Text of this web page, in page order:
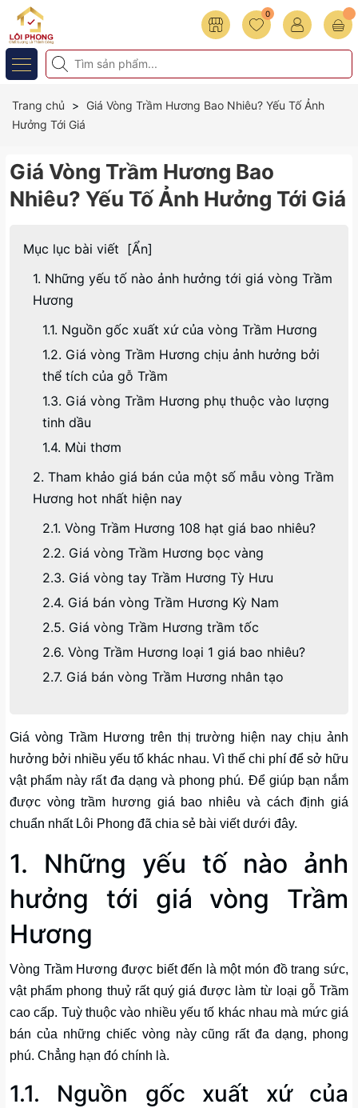
0
Trang chủ
Giá Vòng Trầm Hương Bao Nhiêu? Yếu Tố Ảnh
Hưởng Tới Giá
Giá Vòng Trầm Hương Bao
Nhiêu? Yếu Tố Ảnh Hưởng Tới Giá
Mục lục bài viết [Ẩn]
1. Những yếu tố nào ảnh hưởng tới giá vòng Trầm
Hương
1.1. Nguồn gốc xuất xứ của vòng Trầm Hương
1.2. Giá vòng Trầm Hương chịu ảnh hưởng bởi
thể tích của gỗ Trầm
1.3. Giá vòng Trầm Hương phụ thuộc vào lượng
tinh dầu
1.4. Mùi thơm
2. Tham khảo giá bán của một số mẫu vòng Trầm
Hương hot nhất hiện nay
2.1. Vòng Trầm Hương 108 hạt giá bao nhiêu?
2.2. Giá vòng Trầm Hương bọc vàng
2.3. Giá vòng tay Trầm Hương Tỳ Hưu
2.4. Giá bán vòng Trầm Hương Kỳ Nam
2.5. Giá vòng Trầm Hương trầm tốc
2.6. Vòng Trầm Hương loại 1 giá bao nhiêu?
2.7. Giá bán vòng Trầm Hương nhân tạo
Giá vòng Trầm Hương trên thị trường hiện nay chịu ảnh
hưởng bởi nhiều yếu tố khác nhau. Vì thế chi phí để sở hữu
vật phẩm này rất đa dạng và phong phú. Để giúp bạn nắm
được vòng trầm hương giá bao nhiêu và cách định giá
chuẩn nhất Lôi Phong đã chia sẻ bài viết dưới đây.
1. Những yếu tố nào ảnh
hưởng tới giá vòng Trầm
Hương
Vòng Trầm Hương được biết đến là một món đồ trang sức,
vật phẩm phong thuỷ rất quý giá được làm từ loại gỗ Trầm
cao cấp. Tuỳ thuộc vào nhiều yếu tố khác nhau mà mức giá
bán của những chiếc vòng này cũng rất đa dạng, phong
phú. Chẳng hạn đó chính là.
1.1. Nguồn gốc xuất xứ của